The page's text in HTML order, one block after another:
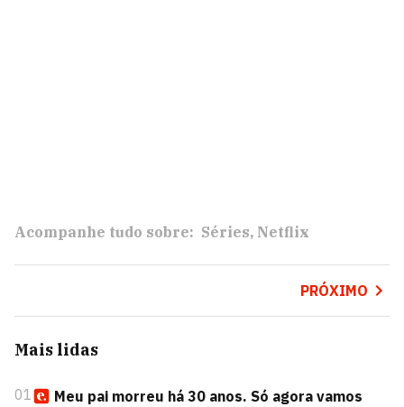
Acompanhe tudo sobre: Séries Netflix
PRÓXIMO
Mais lidas
01 Meu pai morreu há 30 anos. Só agora vamos